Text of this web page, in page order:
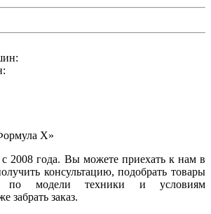
Х»
с 2008 года. Вы можете приехать к нам в
консультацию, подобрать товары
по модели техники и условиям
забрать заказ.